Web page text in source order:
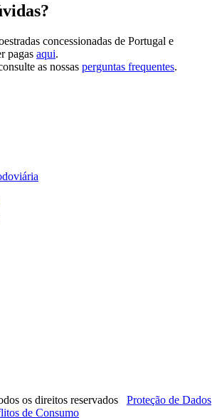
concessionadas de Portugal e
pagas aqui.
as nossas perguntas frequentes.
os direitos reservados
Proteção de Dados
de Consumo